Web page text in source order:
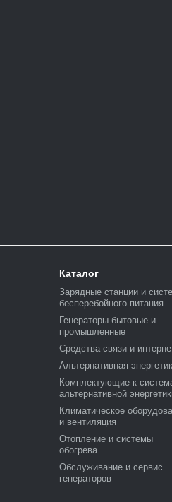
Каталог
Зарядные станции и
бесперебойного питания
Генераторы бытовые и
промышленные
Средства связи и
Альтернативная
Комплектующие к
альтернативной
Климатическое
и вентиляция
Отопление и системы
обогрева
Обслуживание и сервис
генераторов